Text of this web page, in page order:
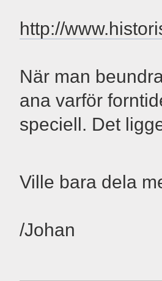
http://
När man
ana varför
speciell. Det
Ville bara dela
/Johan